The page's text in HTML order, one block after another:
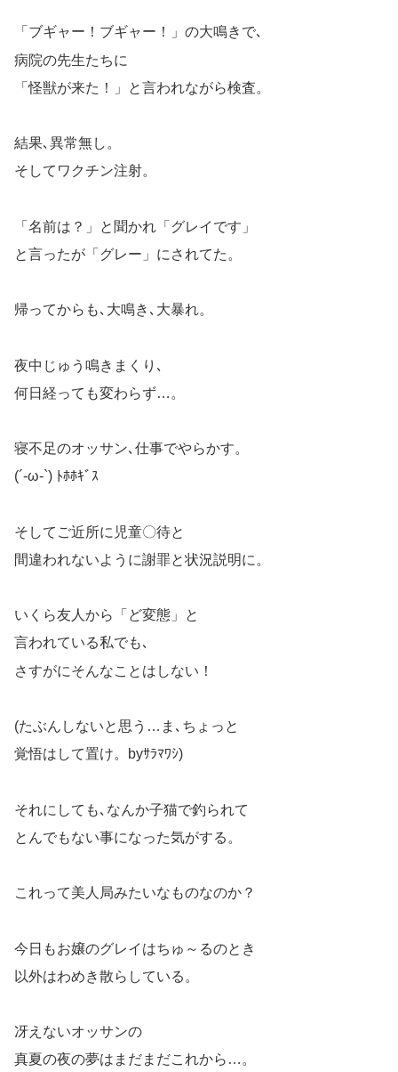
「ブギャー！ブギャー！」の大鳴きで､
病院の先生たちに
「怪獣が来た！」と言われながら検査。
結果､異常無し。
そしてワクチン注射。
「名前は？」と聞かれ「グレイです」
と言ったが「グレー」にされてた。
帰ってからも､大鳴き､大暴れ。
夜中じゅう鳴きまくり､
何日経っても変わらず…。
寝不足のオッサン､仕事でやらかす。
(´-ω-`) ﾄﾎﾎｷﾞｽ
そしてご近所に児童〇待と
間違われないように謝罪と状況説明に。
いくら友人から「ど変態」と
言われている私でも､
さすがにそんなことはしない！
(たぶんしないと思う…ま､ちょっと
覚悟はして置け。byｻﾗﾏﾜｼ)
それにしても､なんか子猫で釣られて
とんでもない事になった気がする。
これって美人局みたいなものなのか？
今日もお嬢のグレイはちゅ～るのとき
以外はわめき散らしている。
冴えないオッサンの
真夏の夜の夢はまだまだこれから…。